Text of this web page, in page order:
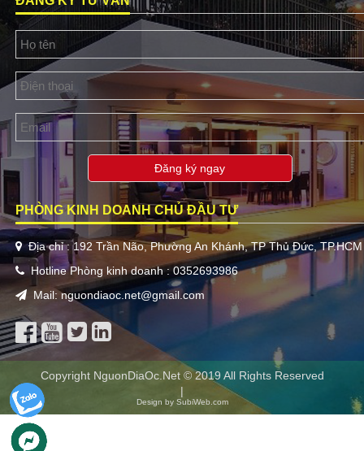
Đăng ký ngay
PHÒNG KINH DOANH CHỦ ĐẦU TƯ
Địa chỉ : 192 Trần Não, Phường An Khánh, TP Thủ Đức, TP.HCM
Hotline Phòng kinh doanh : 0352693986
Mail: nguondiaoc.net@gmail.com
Copyright NguonDiaOc.Net © 2019 All Rights Reserved
|
Design by SubiWeb.com